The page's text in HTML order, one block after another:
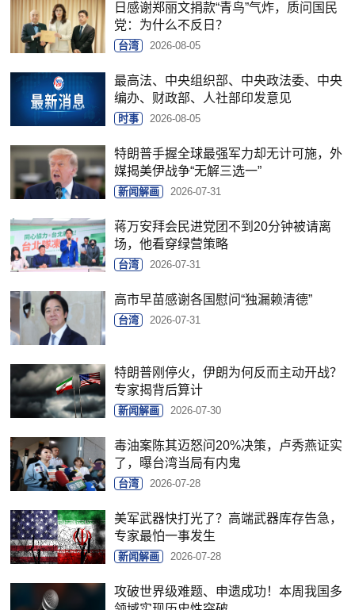
日感谢郑丽文捐款“青鸟”气炸，质问国民
党：为什么不反日？
台湾 2026-08-05
最高法、中央组织部、中央政法委、中央
编办、财政部、人社部印发意见
时事 2026-08-05
特朗普手握全球最强军力却无计可施，外
媒揭美伊战争“无解三选一”
新闻解画 2026-07-31
蒋万安拜会民进党团不到20分钟被请离
场，他看穿绿营策略
台湾 2026-07-31
高市早苗感谢各国慰问“独漏赖清德”
台湾 2026-07-31
特朗普刚停火，伊朗为何反而主动开战？
专家揭背后算计
新闻解画 2026-07-30
毒油案陈其迈怒问20%决策，卢秀燕证实
了，曝台湾当局有内鬼
台湾 2026-07-28
美军武器快打光了？高端武器库存告急，
专家最怕一事发生
新闻解画 2026-07-28
攻破世界级难题、申遗成功！本周我国多